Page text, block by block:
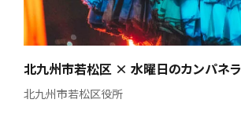
北九州市若松区 × 水曜日のカンパネラ
北九州市若松区役所